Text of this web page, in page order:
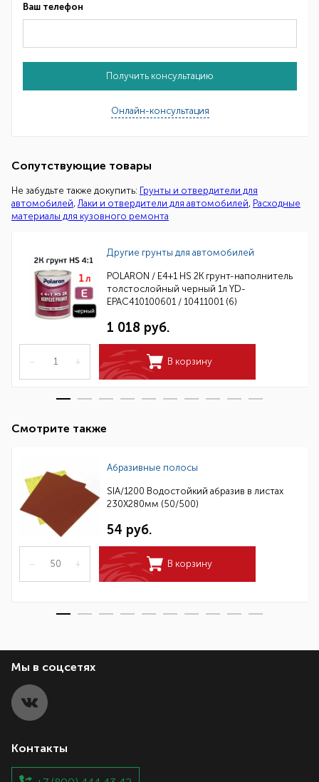
Ваш телефон
Получить консультацию
Онлайн-консультация
Сопутствующие товары
Не забудьте также докупить: Грунты и отвердители для
автомобилей, Лаки и отвердители для автомобилей, Расходные
материалы для кузовного ремонта
Другие грунты для автомобилей
POLARON / E4+1 HS 2K грунт-наполнитель
толстослойный черный 1л YD-
EPAC410100601 / 10411001 (6)
1 018 руб.
– + В корзину
Смотрите также
Абразивные полосы
SIA/1200 Водостойкий абразив в листах
230Х280мм (50/500)
54 руб.
– + В корзину
Мы в соцсетях
Контакты